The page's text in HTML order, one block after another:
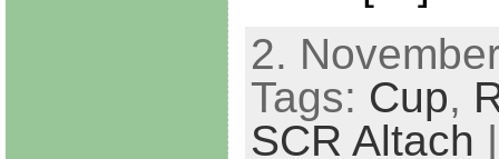
2.
Tags: Cup,
SCR Altach |